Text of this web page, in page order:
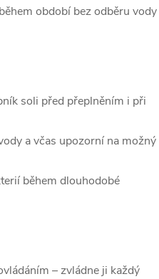
období bez odběru vody
soli před přeplněním i při
a včas upozorní na možný
během dlouhodobé
– zvládne ji každý